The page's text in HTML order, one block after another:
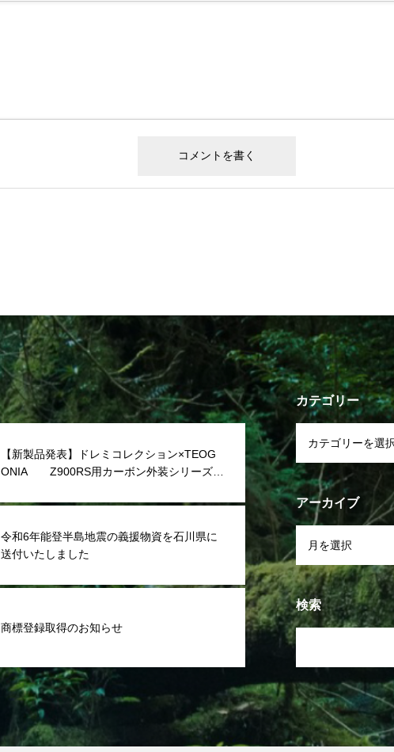
【新製品発表】ドレミコレクション×TEOG
ONIA Z900RS用カーボン外装シリーズを
令和6年能登半島地震の義援物資を石川県に
送付いたしました
商標登録取得のお知らせ
カテゴリー
アーカイブ
検索